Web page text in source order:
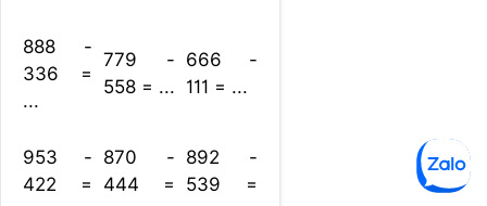
888 -
336 =
...
779 -
558 = ...
666 -
111 = ...
953 -
422 =
870 -
444 =
892 -
539 =